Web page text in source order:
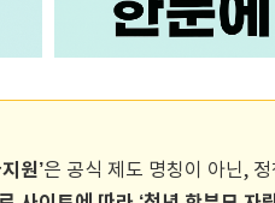
원’은 공식 제도 명칭이 아닌,